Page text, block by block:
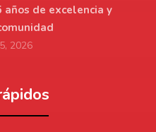
años de excelencia y
2026